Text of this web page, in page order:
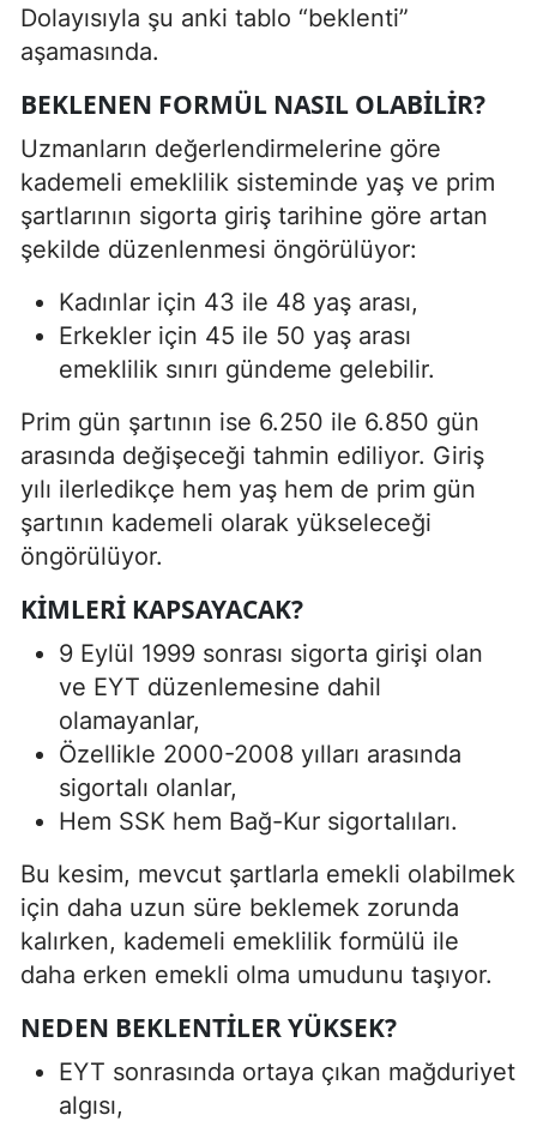
Dolayısıyla şu anki tablo “beklenti”
aşamasında.
BEKLENEN FORMÜL NASIL OLABILIR?
Uzmanların değerlendirmelerine göre
kademeli emeklilik sisteminde yaş ve prim
şartlarının sigorta giriş tarihine göre artan
şekilde düzenlenmesi öngörülüyor:
Kadınlar için 43 ile 48 yaş arası,
Erkekler için 45 ile 50 yaş arası
emeklilik sınırı gündeme gelebilir.
Prim gün şartının ise 6.250 ile 6.850 gün
arasında değişeceği tahmin ediliyor. Giriş
yılı ilerledikçe hem yaş hem de prim gün
şartının kademeli olarak yükseleceği
öngörülüyor.
KIMLERI KAPSAYACAK?
9 Eylül 1999 sonrası sigorta girişi olan
ve EYT düzenlemesine dahil
olamayanlar,
Özellikle 2000-2008 yılları arasında
sigortalı olanlar,
Hem SSK hem Bağ-Kur sigortalıları.
Bu kesim, mevcut şartlarla emekli olabilmek
için daha uzun süre beklemek zorunda
kalırken, kademeli emeklilik formülü ile
daha erken emekli olma umudunu taşıyor.
NEDEN BEKLENTILER YÜKSEK?
EYT sonrasında ortaya çıkan mağduriyet
algısı,